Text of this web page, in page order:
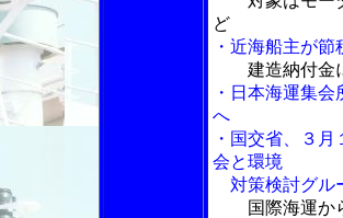
ど
・近海船主が
建造納付金
・日本海運集
へ
・国交省、３
会と環境
対策検討グル
国際海運か